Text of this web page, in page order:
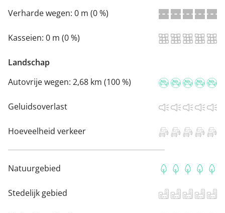
Verharde wegen: 0 m (0 %)
Kasseien: 0 m (0 %)
Landschap
Autovrije wegen: 2,68 km (100 %)
Geluidsoverlast
Hoeveelheid verkeer
Natuurgebied
Stedelijk gebied